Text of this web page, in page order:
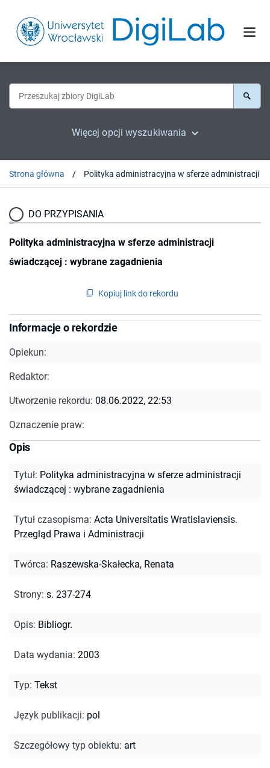
Więcej opcji wyszukiwania
Strona główna
DO PRZYPISANIA
Polityka administracyjna w sferze administracji
świadczącej : wybrane zagadnienia
Kopiuj link do rekordu
Informacje o rekordzie
Opiekun:
Redaktor:
Utworzenie rekordu: 08.06.2022, 22:53
Oznaczenie praw:
Opis
Tytuł: Polityka administracyjna w sferze administracji
świadczącej : wybrane zagadnienia
Tytuł czasopisma: Acta Universitatis Wratislaviensis.
Przegląd Prawa i Administracji
Twórca: Raszewska-Skałecka, Renata
Strony: s. 237-274
Opis: Bibliogr.
Data wydania: 2003
Typ: Tekst
Język publikacji: pol
Szczegółowy typ obiektu: art